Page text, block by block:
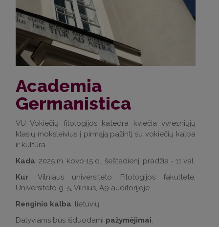
Academia
Germanistica
VU Vokiečių filologijos katedra kviečia vyresniųjų
klasių moksleivius į pirmąją pažintį su vokiečių kalba
ir kultūra.
Kada: 2025 m. kovo 15 d., šeštadienį, pradžia - 11 val.
Kur: Vilniaus universiteto Filologijos fakultete,
Universiteto g. 5, Vilnius, A9 auditorijoje.
Renginio kalba: lietuvių
Dalyviams bus išduodami pažymėjimai.